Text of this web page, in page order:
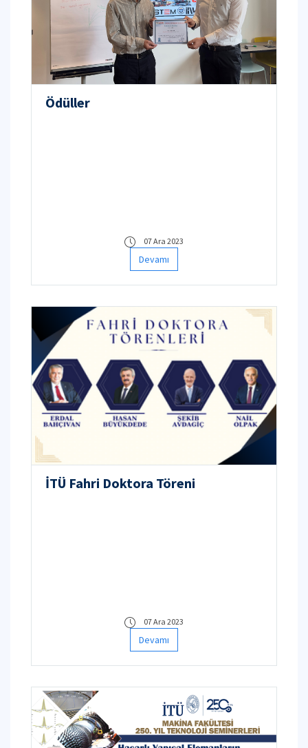
Ödüller
07 Ara 2023
Devamı
İTÜ Fahri Doktora Töreni
07 Ara 2023
Devamı